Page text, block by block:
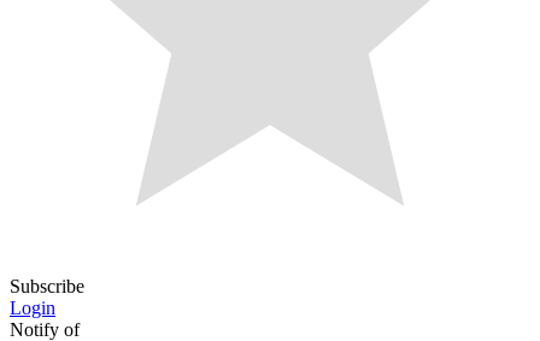
Subscribe
Login
Notify of